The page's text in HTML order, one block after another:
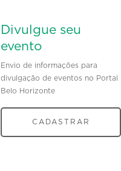
Divulgue seu
evento
Envio de informações para
divulgação de eventos no Portal
Belo Horizonte
CADASTRAR